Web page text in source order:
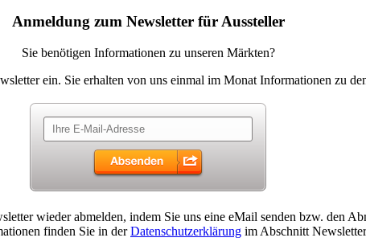
Anmeldung zum Newsletter für Aussteller
Sie benötigen Informationen zu unseren Märkten?
ein. Sie erhalten von uns einmal im Monat Informationen zu
wieder abmelden, indem Sie uns eine eMail senden bzw. den
finden Sie in derDatenschutzerklärung im Abschnitt